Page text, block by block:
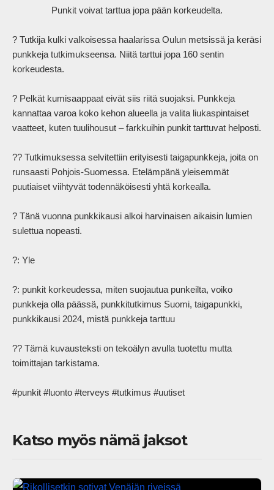
? Tutkija kulki valkoisessa haalarissa Oulun metsissä ja keräsi
punkkeja tutkimukseensa. Niitä tarttui jopa 160 sentin
korkeudesta.
? Pelkät kumisaappaat eivät siis riitä suojaksi. Punkkeja
kannattaa varoa koko kehon alueella ja valita liukaspintaiset
vaatteet, kuten tuulihousut – farkkuihin punkit tarttuvat helposti.
?? Tutkimuksessa selvitettiin erityisesti taigapunkkeja, joita on
runsaasti Pohjois-Suomessa. Etelämpänä yleisemmät
puutiaiset viihtyvät todennäköisesti yhtä korkealla.
? Tänä vuonna punkkikausi alkoi harvinaisen aikaisin lumien
sulettua nopeasti.
?: Yle
?: punkit korkeudessa, miten suojautua punkeilta, voiko
punkkeja olla päässä, punkkitutkimus Suomi, taigapunkki,
punkkikausi 2024, mistä punkkeja tarttuu
?? Tämä kuvausteksti on tekoälyn avulla tuotettu mutta
toimittajan tarkistama.
#punkit #luonto #terveys #tutkimus #uutiset
Katso myös nämä jaksot